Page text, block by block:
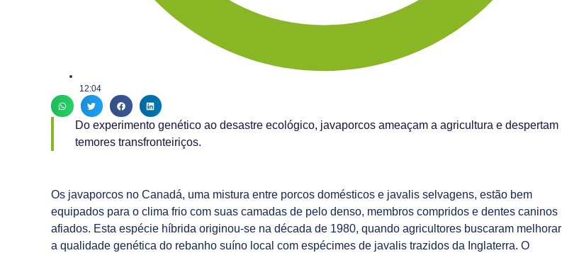
12:04
Do experimento genético ao desastre ecológico, javaporcos ameaçam a agricultura e despertam
temores transfronteiriços.
Os javaporcos no Canadá, uma mistura entre porcos domésticos e javalis selvagens, estão bem
equipados para o clima frio com suas camadas de pelo denso, membros compridos e dentes caninos
afiados. Esta espécie híbrida originou-se na década de 1980, quando agricultores buscaram melhorar
a qualidade genética do rebanho suíno local com espécimes de javalis trazidos da Inglaterra. O